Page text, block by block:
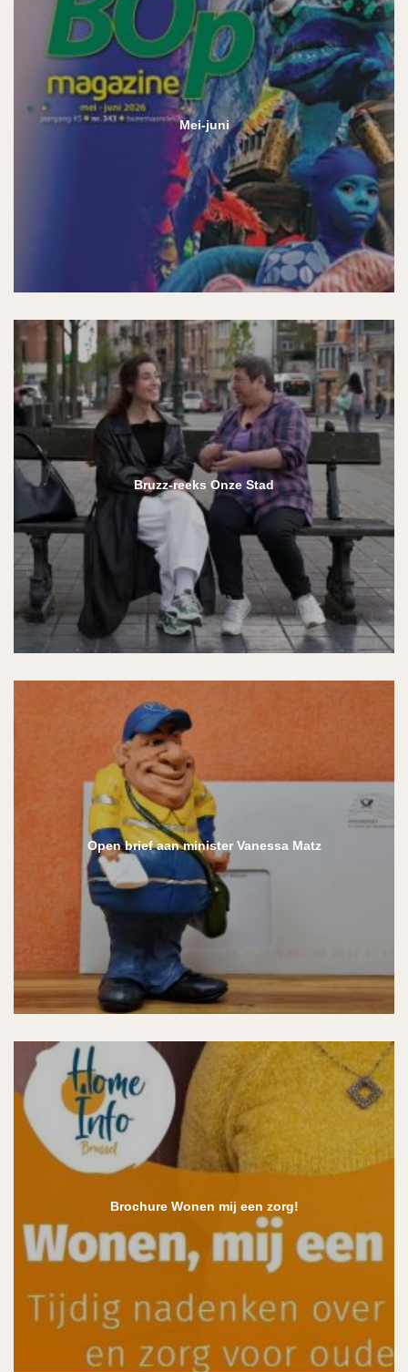
Mei-juni
Bruzz-reeks Onze Stad
Open brief aan minister Vanessa Matz
Brochure Wonen mij een zorg!